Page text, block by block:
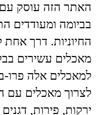
האתר הזה עוסק
בביומה ומעודדים
החיוניות. דרך
מאכלים עשירים
למאכלים אלה פרו-
לצרוך מאכלים עם
ירקות, פירות,